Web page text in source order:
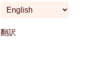
翻訳